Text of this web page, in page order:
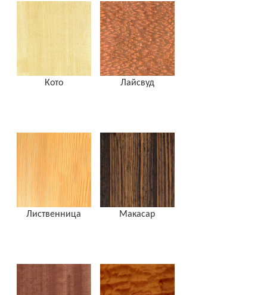
Кото Лайсвуд
Лиственница Макасар